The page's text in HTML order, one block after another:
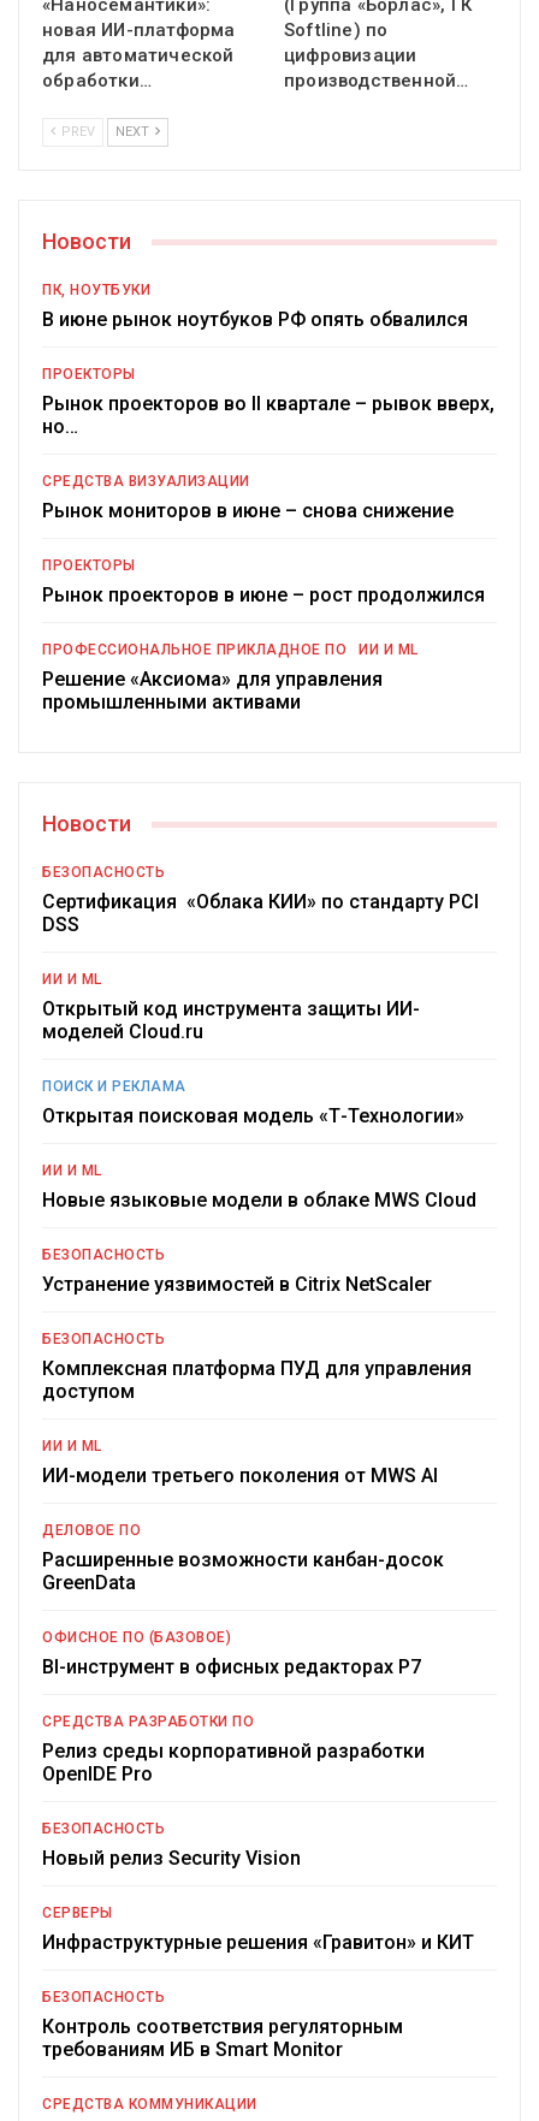
«Наносемантики»:
новая ИИ-платформа
для автоматической
обработки…
(Группа «Борлас», ГК
Softline) по
цифровизации
производственной…
PREV NEXT
Новости
ПК, НОУТБУКИ
В июне рынок ноутбуков РФ опять обвалился
ПРОЕКТОРЫ
Рынок проекторов во II квартале – рывок вверх,
но…
СРЕДСТВА ВИЗУАЛИЗАЦИИ
Рынок мониторов в июне – снова снижение
ПРОЕКТОРЫ
Рынок проекторов в июне – рост продолжился
ПРОФЕССИОНАЛЬНОЕ ПРИКЛАДНОЕ ПО ИИ И ML
Решение «Аксиома» для управления
промышленными активами
Новости
БЕЗОПАСНОСТЬ
Сертификация «Облака КИИ» по стандарту PCI
DSS
ИИ И ML
Открытый код инструмента защиты ИИ-
моделей Cloud.ru
ПОИСК И РЕКЛАМА
Открытая поисковая модель «Т-Технологии»
ИИ И ML
Новые языковые модели в облаке MWS Cloud
БЕЗОПАСНОСТЬ
Устранение уязвимостей в Citrix NetScaler
БЕЗОПАСНОСТЬ
Комплексная платформа ПУД для управления
доступом
ИИ И ML
ИИ-модели третьего поколения от MWS AI
ДЕЛОВОЕ ПО
Расширенные возможности канбан-досок
GreenData
ОФИСНОЕ ПО (БАЗОВОЕ)
BI-инструмент в офисных редакторах Р7
СРЕДСТВА РАЗРАБОТКИ ПО
Релиз среды корпоративной разработки
OpenIDE Pro
БЕЗОПАСНОСТЬ
Новый релиз Security Vision
СЕРВЕРЫ
Инфраструктурные решения «Гравитон» и КИТ
БЕЗОПАСНОСТЬ
Контроль соответствия регуляторным
требованиям ИБ в Smart Monitor
СРЕДСТВА КОММУНИКАЦИИ